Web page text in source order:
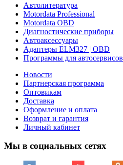
Автолитература
Motordata Professional
Motordata OBD
Диагностические приборы
Автоаксессуары
Адаптеры ELM327 | OBD
Программы для автосервисов
Новости
Партнерская программа
Оптовикам
Доставка
Оформление и оплата
Возврат и гарантия
Личный кабинет
Мы в социальных сетях